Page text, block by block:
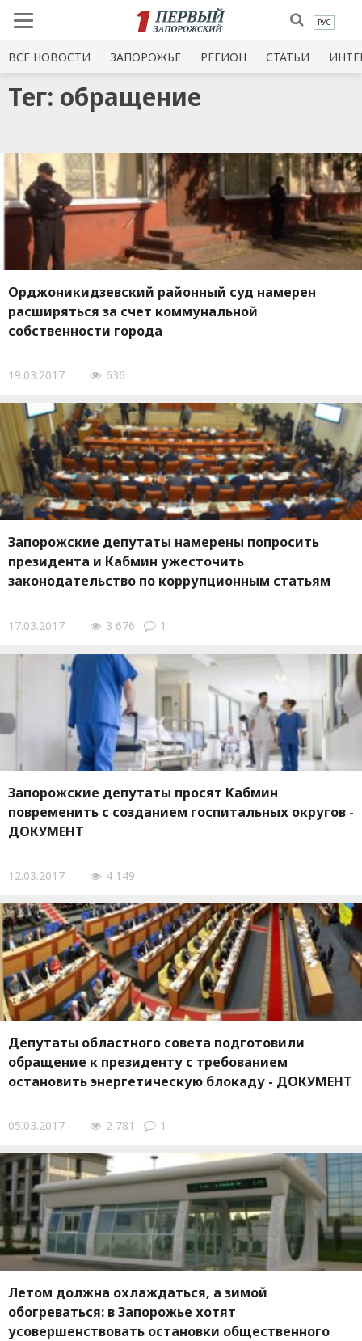
РУС
ВСЕ НОВОСТИ ЗАПОРОЖЬЕ РЕГИОН СТАТЬИ
Тег: обращение
Орджоникидзевский районный суд намерен
расширяться за счет коммунальной
собственности города
19.03.2017 636
Запорожские депутаты намерены попросить
президента и Кабмин ужесточить
законодательство по коррупционным статьям
17.03.2017 3 676 1
Запорожские депутаты просят Кабмин
повременить с созданием госпитальных округов -
ДОКУМЕНТ
12.03.2017 4 149
Депутаты областного совета подготовили
обращение к президенту с требованием
остановить энергетическую блокаду - ДОКУМЕНТ
05.03.2017 2 781 1
Летом должна охлаждаться, а зимой
обогреваться: в Запорожье хотят
усовершенствовать остановки общественного